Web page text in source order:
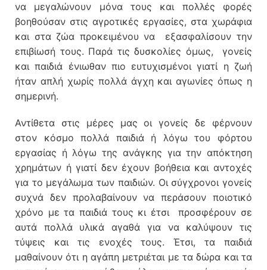
να μεγαλώνουν μόνα τους και πολλές φορές
βοηθούσαν στις αγροτικές εργασίες, στα χωράφια
και στα ζώα προκειμένου να εξασφαλίσουν την
επιβίωσή τους. Παρά τις δυσκολίες όμως, γονείς
και παιδιά ένιωθαν πιο ευτυχισμένοι γιατί η ζωή
ήταν απλή χωρίς πολλά άγχη και αγωνίες όπως η
σημερινή.
Αντίθετα στις μέρες μας οι γονείς δε φέρνουν
στον κόσμο πολλά παιδιά ή λόγω του φόρτου
εργασίας ή λόγω της ανάγκης για την απόκτηση
χρημάτων ή γιατί δεν έχουν βοήθεια και αντοχές
για το μεγάλωμα των παιδιών. Οι σύγχρονοι γονείς
συχνά δεν προλαβαίνουν να περάσουν ποιοτικό
χρόνο με τα παιδιά τους κι έτσι προσφέρουν σε
αυτά πολλά υλικά αγαθά για να καλύψουν τις
τύψεις και τις ενοχές τους. Έτσι, τα παιδιά
μαθαίνουν ότι η αγάπη μετριέται με τα δώρα και τα